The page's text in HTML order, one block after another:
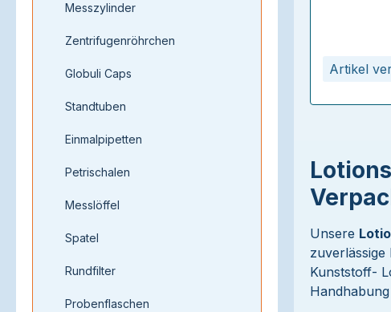
Messzylinder
Zentrifugenröhrchen
Globuli Caps
Standtuben
Einmalpipetten
Petrischalen
Messlöffel
Spatel
Rundfilter
Probenflaschen
Artikel
Unsere
Kunststoff-